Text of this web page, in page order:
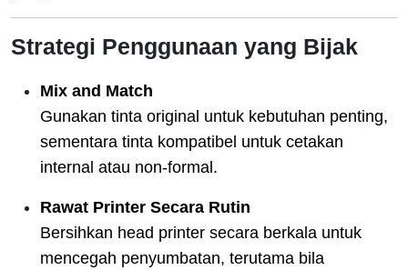
Strategi Penggunaan yang Bijak
Mix and Match
Gunakan tinta original untuk kebutuhan penting,
sementara tinta kompatibel untuk cetakan
internal atau non-formal.
Rawat Printer Secara Rutin
Bersihkan head printer secara berkala untuk
mencegah penyumbatan, terutama bila